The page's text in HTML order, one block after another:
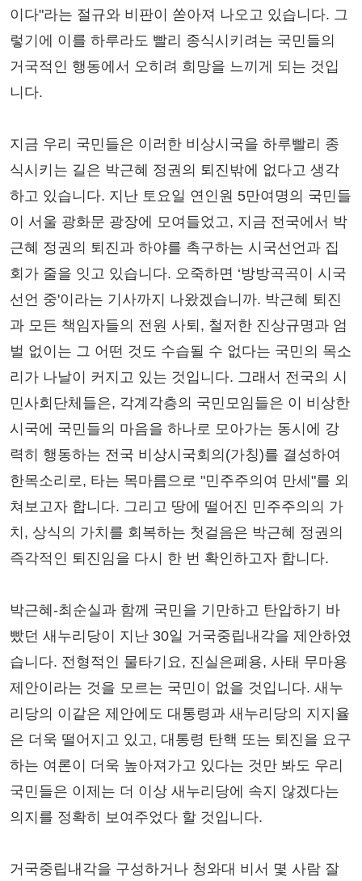
이다"라는 절규와 비판이 쏟아져 나오고 있습니다. 그
렇기에 이를 하루라도 빨리 종식시키려는 국민들의
거국적인 행동에서 오히려 희망을 느끼게 되는 것입
니다.
지금 우리 국민들은 이러한 비상시국을 하루빨리 종
식시키는 길은 박근혜 정권의 퇴진밖에 없다고 생각
하고 있습니다. 지난 토요일 연인원 5만여명의 국민들
이 서울 광화문 광장에 모여들었고, 지금 전국에서 박
근혜 정권의 퇴진과 하야를 촉구하는 시국선언과 집
회가 줄을 잇고 있습니다. 오죽하면 ‘방방곡곡이 시국
선언 중'이라는 기사까지 나왔겠습니까. 박근혜 퇴진
과 모든 책임자들의 전원 사퇴, 철저한 진상규명과 엄
벌 없이는 그 어떤 것도 수습될 수 없다는 국민의 목소
리가 나날이 커지고 있는 것입니다. 그래서 전국의 시
민사회단체들은, 각계각층의 국민모임들은 이 비상한
시국에 국민들의 마음을 하나로 모아가는 동시에 강
력히 행동하는 전국 비상시국회의(가칭)를 결성하여
한목소리로, 타는 목마름으로 "민주주의여 만세"를 외
쳐보고자 합니다. 그리고 땅에 떨어진 민주주의의 가
치, 상식의 가치를 회복하는 첫걸음은 박근혜 정권의
즉각적인 퇴진임을 다시 한 번 확인하고자 합니다.
박근혜-최순실과 함께 국민을 기만하고 탄압하기 바
빴던 새누리당이 지난 30일 거국중립내각을 제안하였
습니다. 전형적인 물타기요, 진실은폐용, 사태 무마용
제안이라는 것을 모르는 국민이 없을 것입니다. 새누
리당의 이같은 제안에도 대통령과 새누리당의 지지율
은 더욱 떨어지고 있고, 대통령 탄핵 또는 퇴진을 요구
하는 여론이 더욱 높아져가고 있다는 것만 봐도 우리
국민들은 이제는 더 이상 새누리당에 속지 않겠다는
의지를 정확히 보여주었다 할 것입니다.
거국중립내각을 구성하거나 청와대 비서 몇 사람 잘